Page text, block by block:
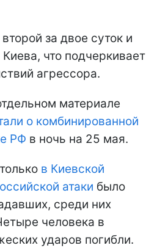
за двое суток и
что подчеркивает
агрессора.
материале
о комбинированной
РФ в ночь на 25 мая.
в Киевской
атаки было
среди них
человека в
ударов погибли.